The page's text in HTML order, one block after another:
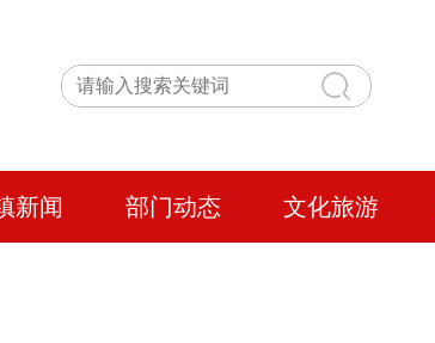
新闻 部门动态 文化旅游